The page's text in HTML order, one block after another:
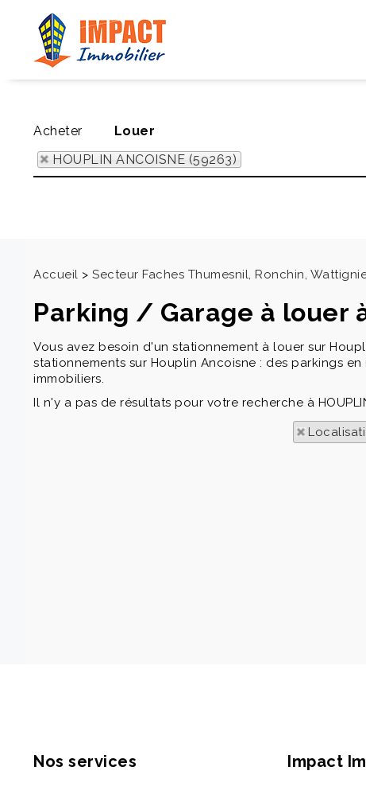
Acheter
Louer
HOUPLIN ANCOISNE (59263)
Accueil > Secteur Faches Thumesnil, Ronchin,
Parking / Garage à louer à
Vous avez besoin d'un stationnement à louer sur
stationnements sur Houplin Ancoisne : des parkings
immobiliers.
Il n'y a pas de résultats pour votre recherche à
Nos services Impact